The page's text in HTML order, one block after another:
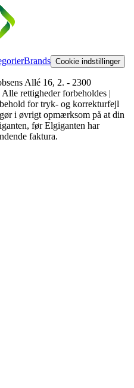
Brands Cookie indstillinger
Allé 16, 2. - 2300
rettigheder forbeholdes |
for tryk- og korrekturfejl
i øvrigt opmærksom på at din
før Elgiganten har
faktura.